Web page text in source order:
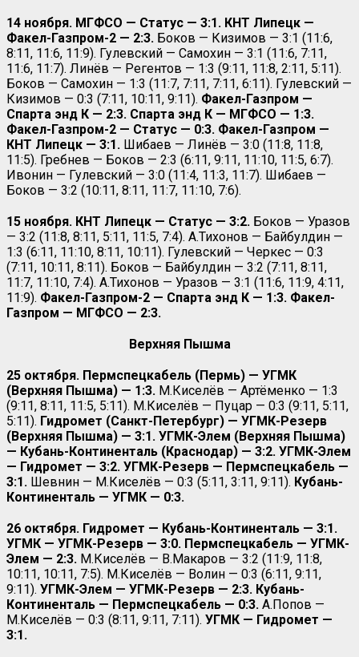
14 ноября. МГФСО — Статус — 3:1. КНТ Липецк —
Факел-Газпром-2 — 2:3. Боков — Кизимов — 3:1 (11:6,
8:11, 11:6, 11:9). Гулевский — Самохин — 3:1 (11:6, 7:11,
11:6, 11:7). Линёв — Регентов — 1:3 (9:11, 11:8, 2:11, 5:11).
Боков — Самохин — 1:3 (11:7, 7:11, 7:11, 6:11). Гулевский —
Кизимов — 0:3 (7:11, 10:11, 9:11). Факел-Газпром —
Спарта энд К — 2:3. Спарта энд К — МГФСО — 1:3.
Факел-Газпром-2 — Статус — 0:3. Факел-Газпром —
КНТ Липецк — 3:1. Шибаев — Линёв — 3:0 (11:8, 11:8,
11:5). Гребнев — Боков — 2:3 (6:11, 9:11, 11:10, 11:5, 6:7).
Ивонин — Гулевский — 3:0 (11:4, 11:3, 11:7). Шибаев —
Боков — 3:2 (10:11, 8:11, 11:7, 11:10, 7:6).
15 ноября. КНТ Липецк — Статус — 3:2. Боков — Уразов
— 3:2 (11:8, 8:11, 5:11, 11:5, 7:4). А.Тихонов — Байбулдин —
1:3 (6:11, 11:10, 8:11, 10:11). Гулевский — Черкес — 0:3
(7:11, 10:11, 8:11). Боков — Байбулдин — 3:2 (7:11, 8:11,
11:7, 11:10, 7:4). А.Тихонов — Уразов — 3:1 (11:6, 11:9, 4:11,
11:9). Факел-Газпром-2 — Спарта энд К — 1:3. Факел-
Газпром — МГФСО — 2:3.
Верхняя Пышма
25 октября. Пермспецкабель (Пермь) — УГМК
(Верхняя Пышма) — 1:3. М.Киселёв — Артёменко — 1:3
(9:11, 8:11, 11:5, 5:11). М.Киселёв — Пуцар — 0:3 (9:11, 5:11,
5:11). Гидромет (Санкт-Петербург) — УГМК-Резерв
(Верхняя Пышма) — 3:1. УГМК-Элем (Верхняя Пышма)
— Кубань-Континенталь (Краснодар) — 3:2. УГМК-Элем
— Гидромет — 3:2. УГМК-Резерв — Пермспецкабель —
3:1. Шевнин — М.Киселёв — 0:3 (5:11, 3:11, 9:11). Кубань-
Континенталь — УГМК — 0:3.
26 октября. Гидромет — Кубань-Континенталь — 3:1.
УГМК — УГМК-Резерв — 3:0. Пермспецкабель — УГМК-
Элем — 2:3. М.Киселёв — В.Макаров — 3:2 (11:9, 11:8,
10:11, 10:11, 7:5). М.Киселёв — Волин — 0:3 (6:11, 9:11,
9:11). УГМК-Элем — УГМК-Резерв — 2:3. Кубань-
Континенталь — Пермспецкабель — 0:3. А.Попов —
М.Киселёв — 0:3 (8:11, 9:11, 7:11). УГМК — Гидромет —
3:1.